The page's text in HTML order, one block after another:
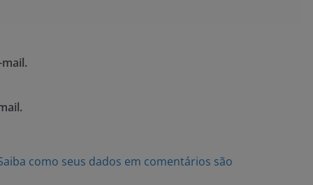
como seus dados em comentários são